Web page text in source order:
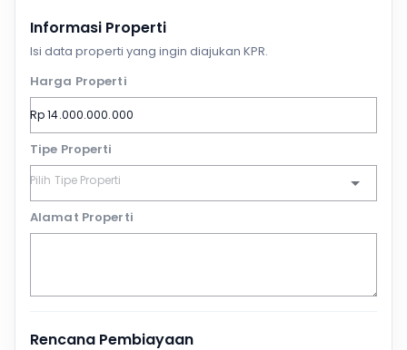
Informasi Properti
Isi data properti yang ingin diajukan KPR.
Harga Properti
Tipe Properti
Alamat Properti
Rencana Pembiayaan